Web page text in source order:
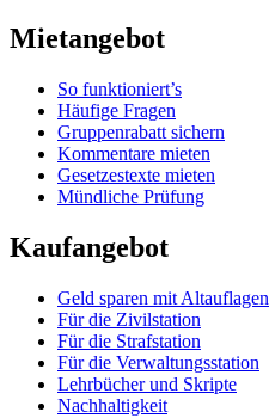
Mietangebot
So funktioniert’s
Häufige Fragen
Gruppenrabatt sichern
Kommentare mieten
Gesetzestexte mieten
Mündliche Prüfung
Kaufangebot
Geld sparen mit Altauflagen
Für die Zivilstation
Für die Strafstation
Für die Verwaltungsstation
Lehrbücher und Skripte
Nachhaltigkeit